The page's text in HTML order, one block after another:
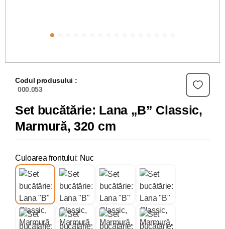
Codul produsului :
000.053
Set bucătărie: Lana „B” Classic,
Marmură, 320 cm
Culoarea frontului: Nuc